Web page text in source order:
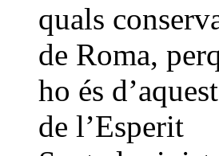
quals
de Roma,
ho és
de l’Esperit